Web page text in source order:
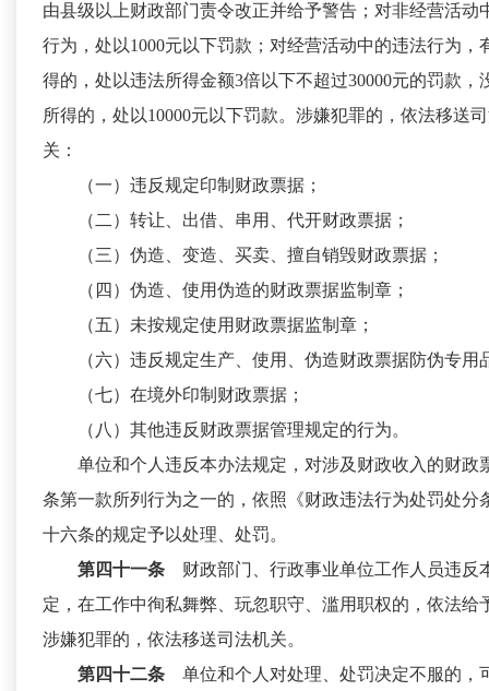
由县级以上财政部门责令改正并给予警告；对非经营活动
行为，处以1000元以下罚款；对经营活动中的违法行为，
得的，处以违法所得金额3倍以下不超过30000元的罚款，
所得的，处以10000元以下罚款。涉嫌犯罪的，依法移送
关：
（一）违反规定印制财政票据；
（二）转让、出借、串用、代开财政票据；
（三）伪造、变造、买卖、擅自销毁财政票据；
（四）伪造、使用伪造的财政票据监制章；
（五）未按规定使用财政票据监制章；
（六）违反规定生产、使用、伪造财政票据防伪专用
（七）在境外印制财政票据；
（八）其他违反财政票据管理规定的行为。
单位和个人违反本办法规定，对涉及财政收入的财政
条第一款所列行为之一的，依照《财政违法行为处罚处分
十六条的规定予以处理、处罚。
第四十一条 财政部门、行政事业单位工作人员违反
定，在工作中徇私舞弊、玩忽职守、滥用职权的，依法给
涉嫌犯罪的，依法移送司法机关。
第四十二条 单位和个人对处理、处罚决定不服的，